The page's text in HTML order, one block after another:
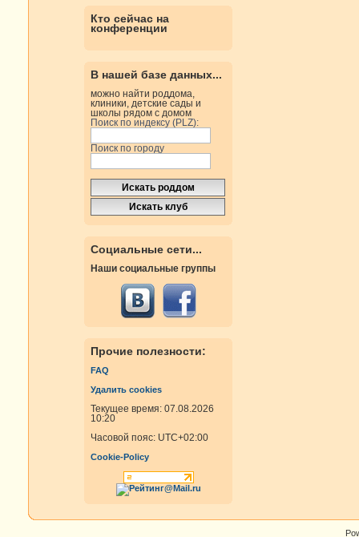
Кто сейчас на
конференции
В нашей базе данных...
можно найти роддома,
клиники, детские сады и
школы рядом с домом
Поиск по индексу (PLZ):
Поиск по городу
Социальные сети...
Наши социальные группы
Прочие полезности:
FAQ
Удалить cookies
Текущее время: 07.08.2026
10:20
Часовой пояс: UTC+02:00
Cookie-Policy